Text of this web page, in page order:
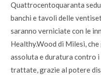
Quattrocentoquaranta
banchi e tavoli delle
saranno verniciate con le
Healthy.Wood di Milesi,
assoluta e duratura contro
trattate, grazie al potere